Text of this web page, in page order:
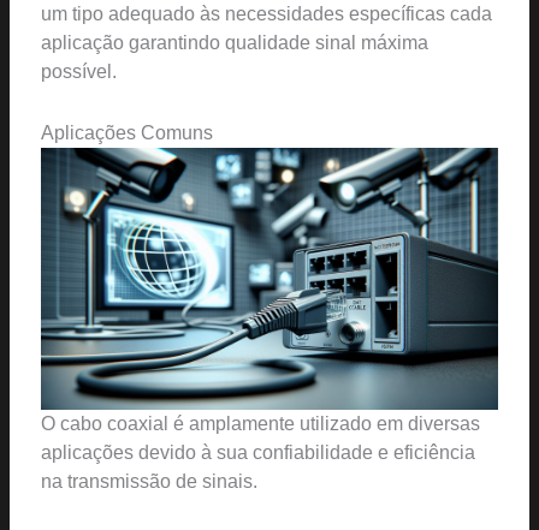
um tipo adequado às necessidades específicas cada
aplicação garantindo qualidade sinal máxima
possível.
Aplicações Comuns
O cabo coaxial é amplamente utilizado em diversas
aplicações devido à sua confiabilidade e eficiência
na transmissão de sinais.